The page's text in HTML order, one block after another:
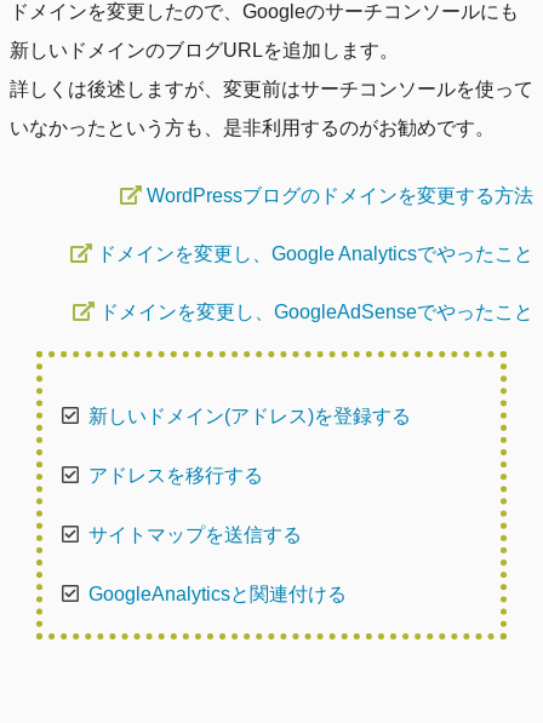
ドメインを変更したので、Googleのサーチコンソールにも
新しいドメインのブログURLを追加します。
詳しくは後述しますが、変更前はサーチコンソールを使って
いなかったという方も、是非利用するのがお勧めです。
WordPressブログのドメインを変更する方法
ドメインを変更し、Google Analyticsでやったこと
ドメインを変更し、GoogleAdSenseでやったこと
新しいドメイン(アドレス)を登録する
アドレスを移行する
サイトマップを送信する
GoogleAnalyticsと関連付ける